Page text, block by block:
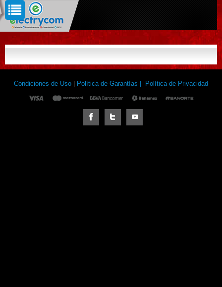
Condiciones de Uso Política de Garantías | Política de Privacidad